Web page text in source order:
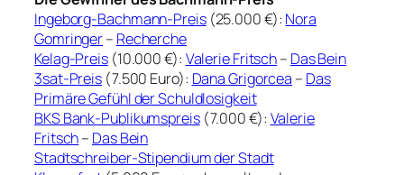
Ingeborg-Bachmann-Preis(25.000 €): Nora
Gomringer– Recherche
Kelag-Preis(10.000 €): Valerie Fritsch– Das Bein
3sat-Preis (7.500 Euro): Dana Grigorcea – Das
Primäre Gefühl der Schuldlosigkeit
BKS Bank-Publikumspreis(7.000 €): Valerie
Fritsch– Das Bein
Stadtschreiber-Stipendium der Stadt